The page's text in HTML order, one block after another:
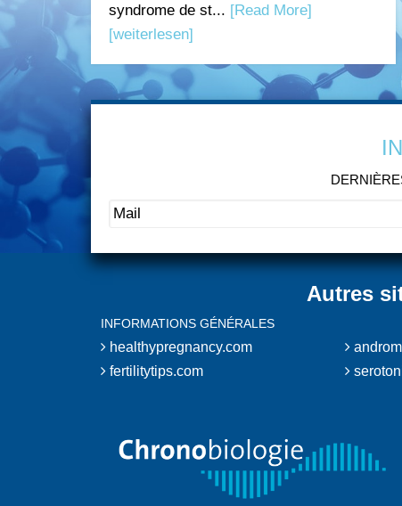
syndrome de st... [Read More]
[weiterlesen]
Autres
INFORMATIONS GÉNÉRALES
healthypregnancy.com
fertilitytips.com